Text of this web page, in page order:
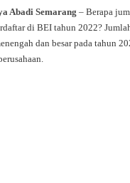
Abadi Semarang – Berapa
di BEI tahun 2022?
dan besar pada tahun